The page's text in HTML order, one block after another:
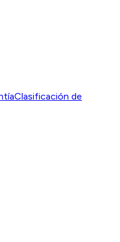
Clasificación de